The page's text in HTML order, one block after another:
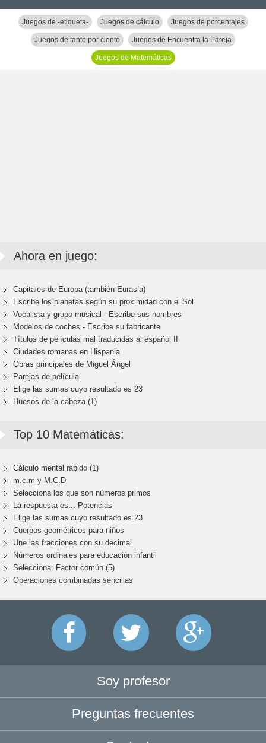
Juegos de -etiqueta- Juegos de cálculo Juegos de porcentajes
Juegos de tanto por ciento Juegos de Encuentra la Pareja
Juegos de Matemáticas
Ahora en juego:
Capitales de Europa (también Eurasia)
Escribe los planetas según su proximidad con el Sol
Vocalista y grupo musical - Escribe sus nombres
Modelos de coches - Escribe su fabricante
Títulos de películas mal traducidas al español II
Ciudades romanas en Hispania
Obras principales de Miguel Ángel
Parejas de película
Elige las sumas cuyo resultado es 23
Huesos de la cabeza (1)
Top 10 Matemáticas:
Cálculo mental rápido (1)
m.c.m y M.C.D
Selecciona los que son números primos
La respuesta es... Potencias
Elige las sumas cuyo resultado es 23
Cuerpos geométricos para niños
Une las fracciones con su decimal
Números ordinales para educación infantil
Selecciona: Factor común (5)
Operaciones combinadas sencillas
Soy profesor
Preguntas frecuentes